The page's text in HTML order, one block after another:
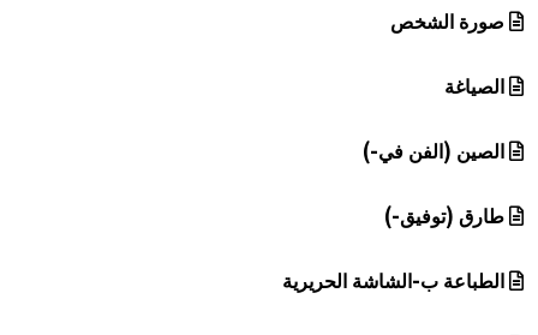
صورة الشخص
الصياغة
الصين (الفن في-)
طارق (توفيق-)
الطباعة ب-الشاشة الحريرية